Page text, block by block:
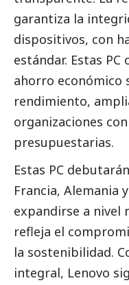
garantiza la
dispositivos, con
estándar. Estas
ahorro económico
rendimiento,
organizaciones
presupuestarias.
Estas PC
Francia, Alemania
expandirse a nivel
refleja el
la sostenibilidad.
integral, Lenovo